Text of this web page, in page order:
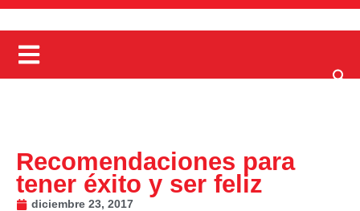
Recomendaciones para
tener éxito y ser feliz
diciembre 23, 2017